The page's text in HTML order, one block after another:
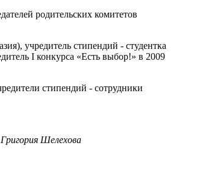
родительских комитетов
учредитель стипендий - студентка
I конкурса «Есть выбор!» в 2009
стипендий - сотрудники
Шелехова